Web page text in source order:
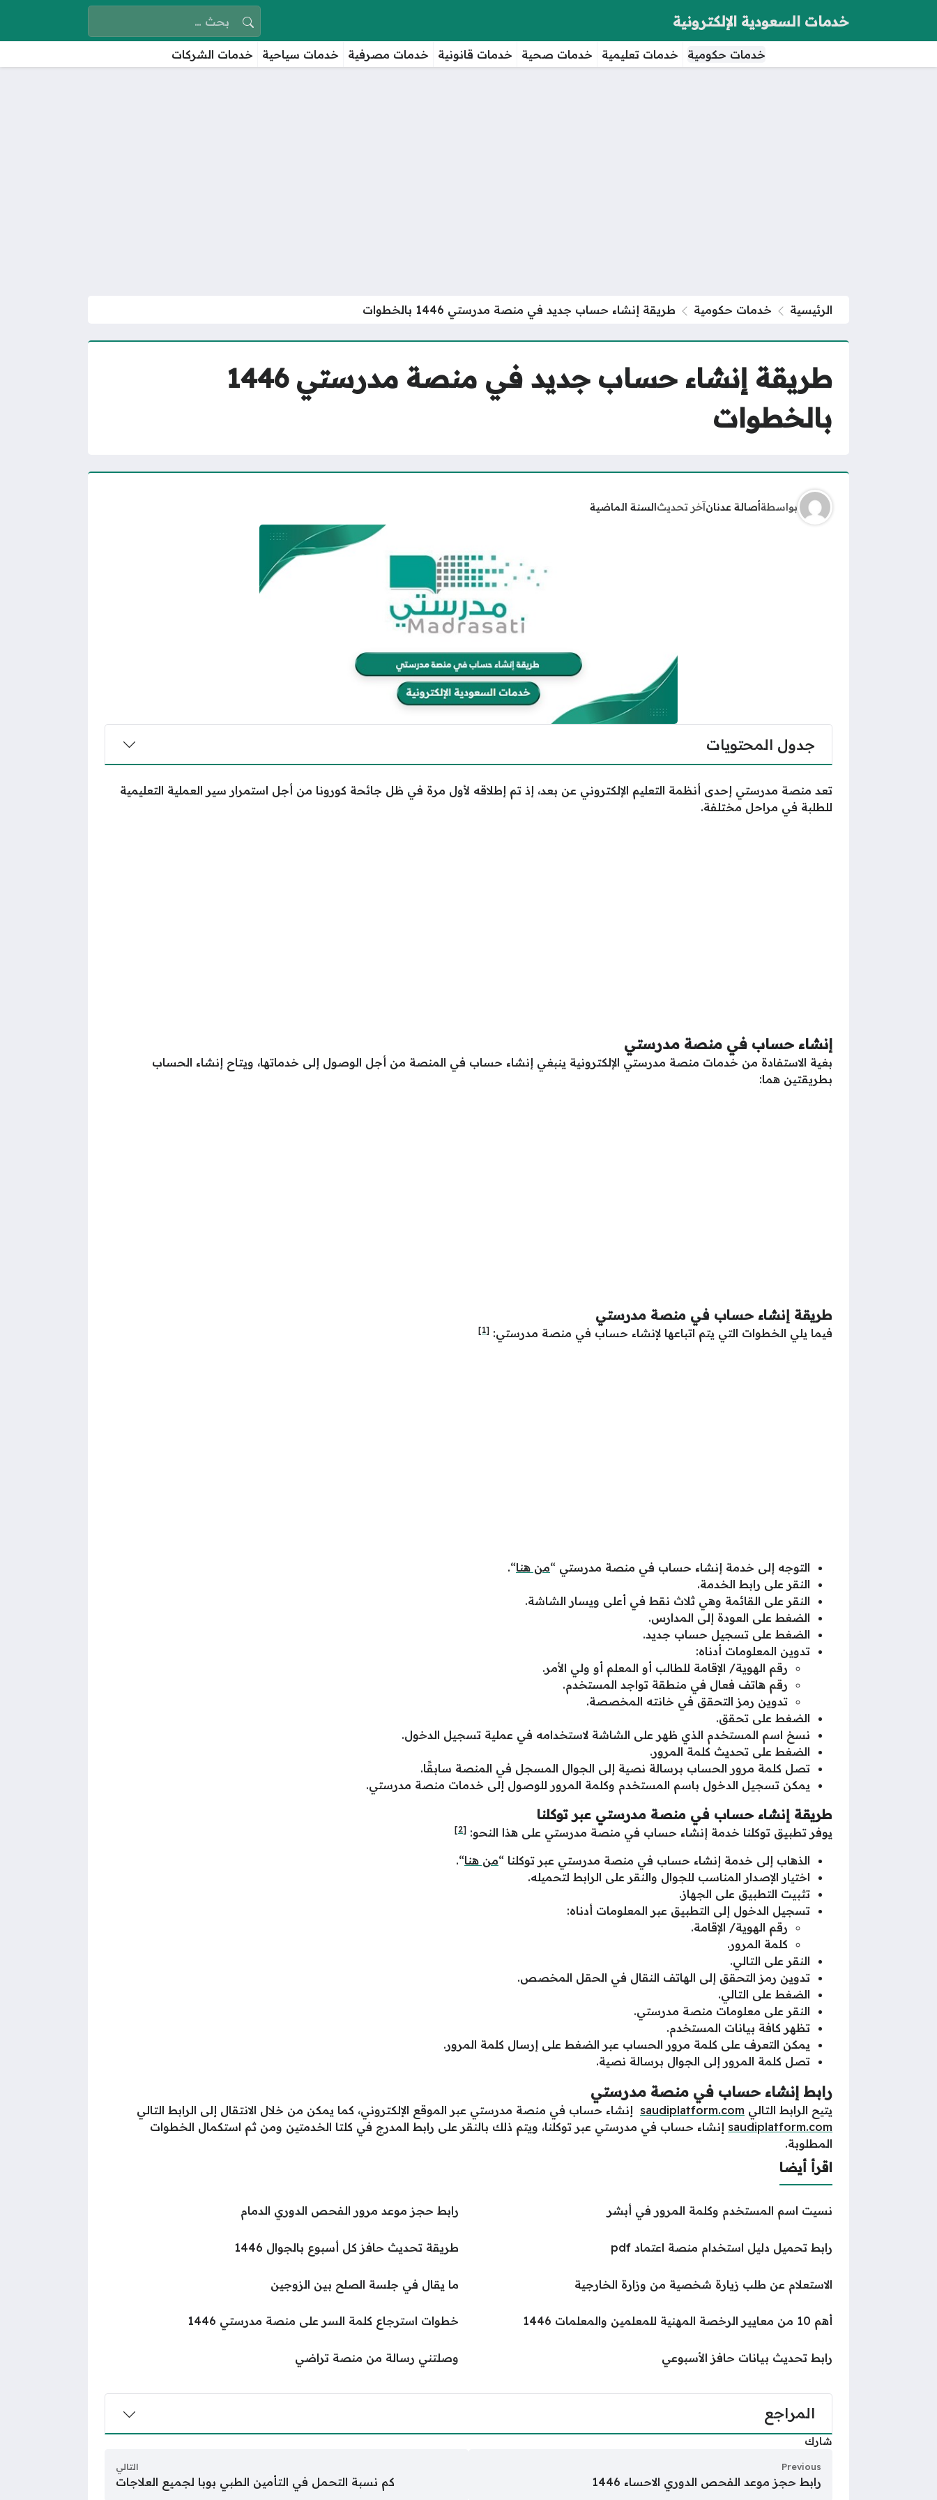
خدمات السعودية الإلكترونية البحث عن:
خدمات حكومية خدمات تعليمية خدمات صحية خدمات قانونية خدمات مصرفية خدمات سياحية خدمات الشركات
الرئيسية خدمات حكومية طريقة إنشاء حساب جديد في منصة مدرستي 1446 بالخطوات
طريقة إنشاء حساب جديد في منصة مدرستي 1446
بالخطوات
بواسطةأصالة عدنانآخر تحديثالسنة الماضية
جدول المحتويات
تعد منصة مدرستي إحدى أنظمة التعليم الإلكتروني عن بعد، إذ تم إطلاقه لأول مرة في ظل جائحة كورونا من أجل استمرار سير العملية التعليمية
للطلبة في مراحل مختلفة.
إنشاء حساب في منصة مدرستي
بغية الاستفادة من خدمات منصة مدرستي الإلكترونية ينبغي إنشاء حساب في المنصة من أجل الوصول إلى خدماتها، ويتاح إنشاء الحساب
بطريقتين هما:
طريقة إنشاء حساب في منصة مدرستي
فيما يلي الخطوات التي يتم اتباعها لإنشاء حساب في منصة مدرستي: [1]
التوجه إلى خدمة إنشاء حساب في منصة مدرستي “من هنا“.
النقر على رابط الخدمة.
النقر على القائمة وهي ثلاث نقط في أعلى ويسار الشاشة.
الضغط على العودة إلى المدارس.
الضغط على تسجيل حساب جديد.
تدوين المعلومات أدناه:
رقم الهوية/ الإقامة للطالب أو المعلم أو ولي الأمر.
رقم هاتف فعال في منطقة تواجد المستخدم.
تدوين رمز التحقق في خانته المخصصة.
الضغط على تحقق.
نسخ اسم المستخدم الذي ظهر على الشاشة لاستخدامه في عملية تسجيل الدخول.
الضغط على تحديث كلمة المرور.
تصل كلمة مرور الحساب برسالة نصية إلى الجوال المسجل في المنصة سابقًا.
يمكن تسجيل الدخول باسم المستخدم وكلمة المرور للوصول إلى خدمات منصة مدرستي.
طريقة إنشاء حساب في منصة مدرستي عبر توكلنا
يوفر تطبيق توكلنا خدمة إنشاء حساب في منصة مدرستي على هذا النحو: [2]
الذهاب إلى خدمة إنشاء حساب في منصة مدرستي عبر توكلنا “من هنا“.
اختيار الإصدار المناسب للجوال والنقر على الرابط لتحميله.
تثبيت التطبيق على الجهاز.
تسجيل الدخول إلى التطبيق عبر المعلومات أدناه:
رقم الهوية/ الإقامة.
كلمة المرور.
النقر على التالي.
تدوين رمز التحقق إلى الهاتف النقال في الحقل المخصص.
الضغط على التالي.
النقر على معلومات منصة مدرستي.
تظهر كافة بيانات المستخدم.
يمكن التعرف على كلمة مرور الحساب عبر الضغط على إرسال كلمة المرور.
تصل كلمة المرور إلى الجوال برسالة نصية.
رابط إنشاء حساب في منصة مدرستي
يتيح الرابط التالي saudiplatform.com إنشاء حساب في منصة مدرستي عبر الموقع الإلكتروني، كما يمكن من خلال الانتقال إلى الرابط التالي
saudiplatform.com إنشاء حساب في مدرستي عبر توكلنا، ويتم ذلك بالنقر على رابط المدرج في كلتا الخدمتين ومن ثم استكمال الخطوات
المطلوبة.
اقرأ أيضا
نسيت اسم المستخدم وكلمة المرور في أبشر رابط حجز موعد مرور الفحص الدوري الدمام
رابط تحميل دليل استخدام منصة اعتماد pdf طريقة تحديث حافز كل أسبوع بالجوال 1446
الاستعلام عن طلب زيارة شخصية من وزارة الخارجية ما يقال في جلسة الصلح بين الزوجين
أهم 10 من معايير الرخصة المهنية للمعلمين والمعلمات 1446 خطوات استرجاع كلمة السر على منصة مدرستي 1446
رابط تحديث بيانات حافز الأسبوعي وصلتني رسالة من منصة تراضي
المراجع
شارك
Previous
رابط حجز موعد الفحص الدوري الاحساء 1446
التالي
كم نسبة التحمل في التأمين الطبي بوبا لجميع العلاجات